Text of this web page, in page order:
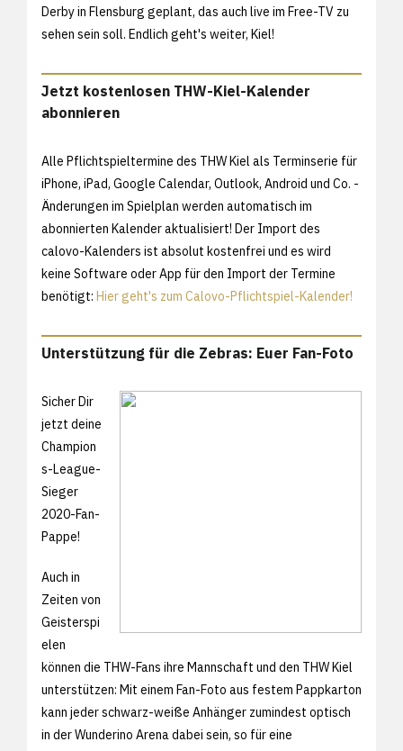
Derby in Flensburg geplant, das auch live im Free-TV zu
sehen sein soll. Endlich geht's weiter, Kiel!
Jetzt kostenlosen THW-Kiel-Kalender
abonnieren
Alle Pflichtspieltermine des THW Kiel als Terminserie für
iPhone, iPad, Google Calendar, Outlook, Android und Co. -
Änderungen im Spielplan werden automatisch im
abonnierten Kalender aktualisiert! Der Import des
calovo-Kalenders ist absolut kostenfrei und es wird
keine Software oder App für den Import der Termine
benötigt: Hier geht's zum Calovo-Pflichtspiel-Kalender!
Unterstützung für die Zebras: Euer Fan-Foto
Sicher Dir
jetzt deine
Champion
s-League-
Sieger
2020-Fan-
Pappe!
Auch in
Zeiten von
Geisterspi
elen
können die THW-Fans ihre Mannschaft und den THW Kiel
unterstützen: Mit einem Fan-Foto aus festem Pappkarton
kann jeder schwarz-weiße Anhänger zumindest optisch
in der Wunderino Arena dabei sein, so für eine